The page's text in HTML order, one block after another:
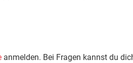
anmelden. Bei Fragen kannst du